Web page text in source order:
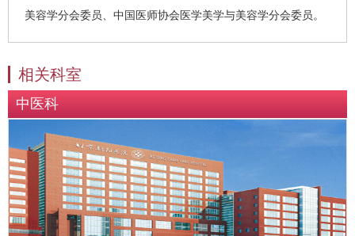
美容学分会委员、中国医师协会医学美学与美容学分会委员。
相关科室
中医科